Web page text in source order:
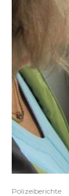
Polizeiberichte